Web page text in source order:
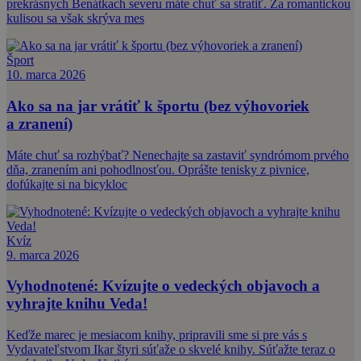
prekrásnych Benátkach severu máte chuť sa stratiť. Za romantickou
kulisou sa však skrýva mes
Šport
10. marca 2026
Ako sa na jar vrátiť k športu (bez výhovoriek
a zranení)
Máte chuť sa rozhýbať? Nenechajte sa zastaviť syndrómom prvého
dňa, zranením ani pohodlnosťou. Oprášte tenisky z pivnice,
dofúkajte si na bicykloc
Kvíz
9. marca 2026
Vyhodnotené: Kvízujte o vedeckých objavoch a
vyhrajte knihu Veda!
Keďže marec je mesiacom knihy, pripravili sme si pre vás s
Vydavateľstvom Ikar štyri súťaže o skvelé knihy. Súťažte teraz o